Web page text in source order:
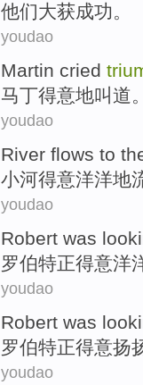
他们大获成功。
youdao
Martin cried
马丁得意地叫道。
youdao
River flows to
小河得意洋洋地
youdao
Robert was
罗伯特正得意洋
youdao
Robert was
罗伯特正得意扬
youdao